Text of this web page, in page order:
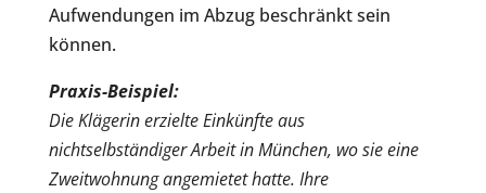
Aufwendungen im Abzug beschränkt sein
können.
Praxis-Beispiel:
Die Klägerin erzielte Einkünfte aus
nichtselbständiger Arbeit in München, wo sie eine
Zweitwohnung angemietet hatte. Ihre